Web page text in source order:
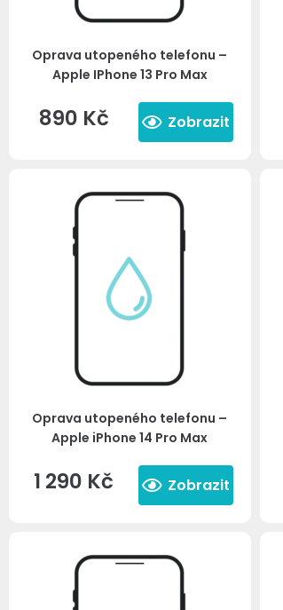
Oprava utopeného telefonu –
Apple IPhone 13 Pro Max
890 Kč Zobrazit
Oprava utopeného telefonu –
Apple iPhone 14 Pro Max
1 290 Kč Zobrazit